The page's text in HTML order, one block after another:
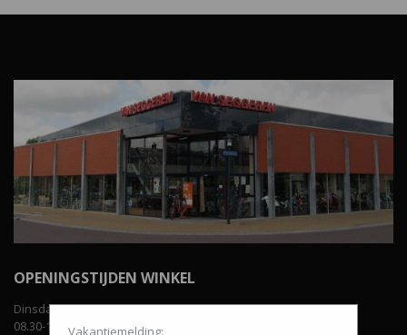
OPENINGSTIJDEN WINKEL
Dinsdag t/m vrijdag:
08.30-12.00 uur en van 13.00-18.00 uur.
Vakantiemelding: